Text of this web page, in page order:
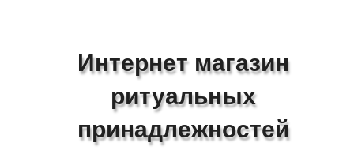
Интернет магазин
ритуальных
принадлежностей